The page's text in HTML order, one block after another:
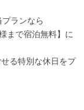
ランなら
まで宿泊無料】に
る特別な休日をプ